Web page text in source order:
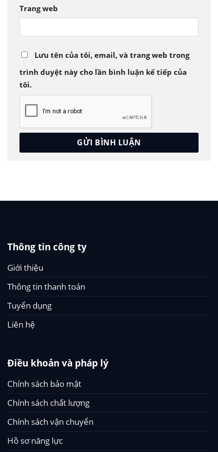
Trang web
Lưu tên của tôi, email, và trang web trong
trình duyệt này cho lần bình luận kế tiếp của
tôi.
Thông tin công ty
Giới thiệu
Thông tin thanh toán
Tuyển dụng
Liên hệ
Điều khoản và pháp lý
Chính sách bảo mật
Chính sách chất lượng
Chính sách vận chuyển
Hồ sơ năng lực